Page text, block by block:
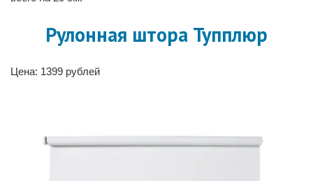
Рулонная штора Тупплюр
Цена: 1399 рублей